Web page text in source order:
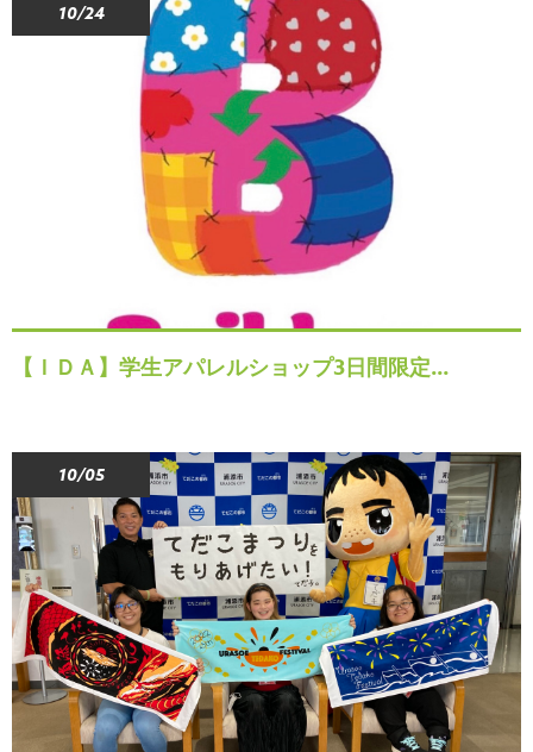
10/24
【ＩＤＡ】学生アパレルショップ3日間限定…
10/05